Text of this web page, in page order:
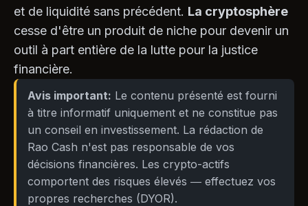
et de liquidité sans précédent. La cryptosphère
cesse d'être un produit de niche pour devenir un
outil à part entière de la lutte pour la justice
financière.
Avis important: Le contenu présenté est fourni
à titre informatif uniquement et ne constitue pas
un conseil en investissement. La rédaction de
Rao Cash n'est pas responsable de vos
décisions financières. Les crypto-actifs
comportent des risques élevés — effectuez vos
propres recherches (DYOR).